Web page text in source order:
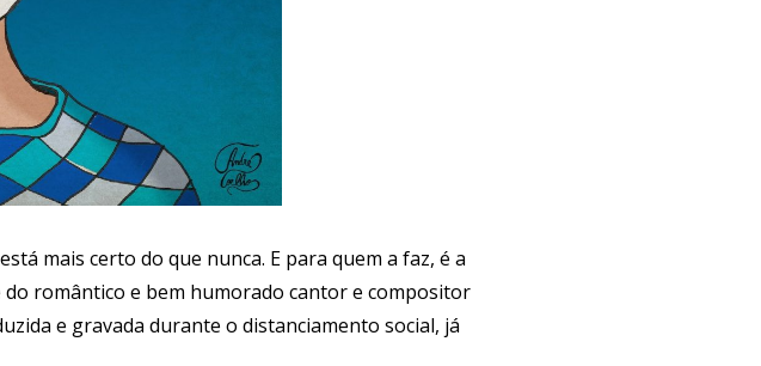
mais certo do que nunca. E para quem a faz, é a
do romântico e bem humorado cantor e compositor
e gravada durante o distanciamento social, já